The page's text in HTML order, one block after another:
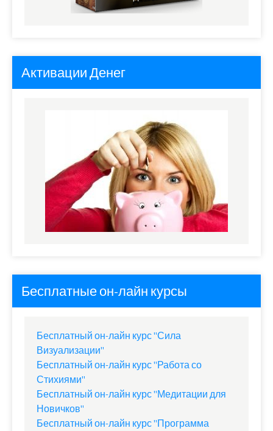
Активации Денег
Бесплатные он-лайн курсы
Бесплатный он-лайн курс "Сила
Визуализации"
Бесплатный он-лайн курс "Работа со
Стихиями"
Бесплатный он-лайн курс "Медитации для
Новичков"
Бесплатный он-лайн курс "Программа